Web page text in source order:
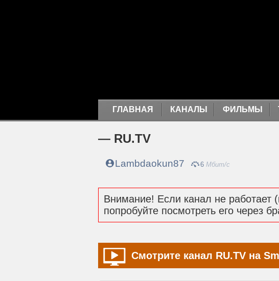
ГЛАВНАЯ КАНАЛЫ ФИЛЬМЫ
— RU.TV
Lambdaokun87 6 Мбит/с
Внимание! Если канал не работает
попробуйте посмотреть его через
Смотрите канал RU.TV на